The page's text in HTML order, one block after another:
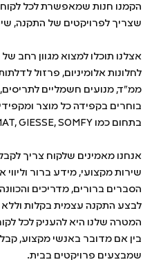
הקמנו חנות שמאפשרת לכל
שצריך לפרויקטים של התקנה,
אצלנו תוכלו למצוא מגוון רחב של
לחלונות אלומיניום, פרזול
ממ”ד, מנועים חשמליים
בוחרים בקפידה כל מוצר
בתחום כמו KLIL, PALMAT, GIESSE, SOMFY ועוד.
אנחנו מאמינים שלקוח צריך
שירות מקצועי, מידע ברור
הסברים ברורים, מדריכים
לבצע התקנה עצמית בקלות וללא
המטרה שלנו היא להעניק לכל
בין אם מדובר באנשי מקצוע,
שמבצעים פרויקטים בבית.